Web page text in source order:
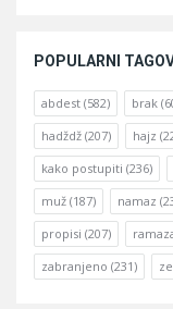
POPULARNI
abdest (582) brak
hadždž (207) hajz
kako postupiti (236)
muž (187) namaz
propisi (207)
zabranjeno (231)